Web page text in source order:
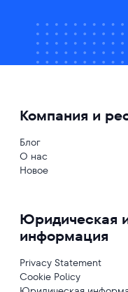
Компания и
Блог
О нас
Новое
Юридическая
информация
Privacy Statement
Cookie Policy